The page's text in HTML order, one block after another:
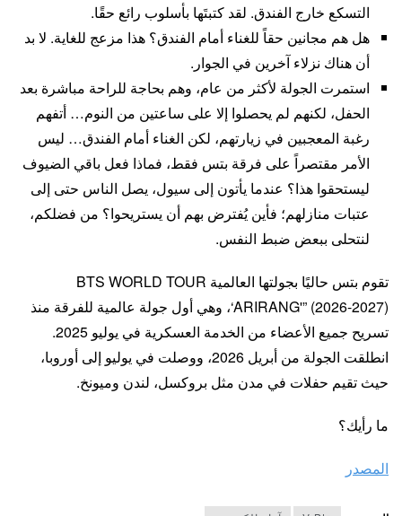
التسكع خارج الفندق. لقد كتبتَها بأسلوب رائع حقًا.
هل هم مجانين حقاً للغناء أمام الفندق؟ هذا مزعج للغاية. لا بد
أن هناك نزلاء آخرين في الجوار.
استمرت الجولة لأكثر من عام، وهم بحاجة للراحة مباشرة بعد
الحفل، لكنهم لم يحصلوا إلا على ساعتين من النوم… أتفهم
رغبة المعجبين في زيارتهم، لكن الغناء أمام الفندق… ليس
الأمر مقتصراً على فرقة بتس فقط، فماذا فعل باقي الضيوف
ليستحقوا هذا؟ عندما يأتون إلى سيول، يصل الناس حتى إلى
عتبات منازلهم؛ فأين يُفترض بهم أن يستريحوا؟ من فضلكم،
لنتحلى ببعض ضبط النفس.
تقوم بتس حاليًا بجولتها العالمية BTS WORLD TOUR
‘ARIRANG'” (2026-2027)، وهي أول جولة عالمية للفرقة منذ
تسريح جميع الأعضاء من الخدمة العسكرية في يوليو 2025.
انطلقت الجولة من أبريل 2026، ووصلت في يوليو إلى أوروبا،
حيث تقيم حفلات في مدن مثل بروكسل، لندن وميونخ.
ما رأيك؟
المصدر